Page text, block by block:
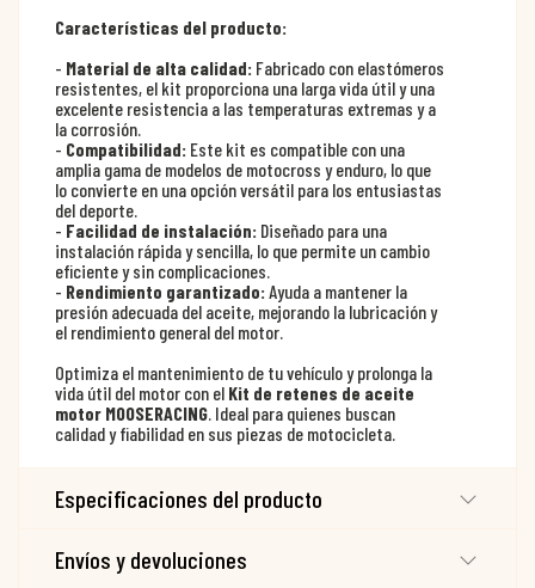
Características del producto:
- Material de alta calidad: Fabricado con elastómeros
resistentes, el kit proporciona una larga vida útil y una
excelente resistencia a las temperaturas extremas y a
la corrosión.
- Compatibilidad: Este kit es compatible con una
amplia gama de modelos de motocross y enduro, lo que
lo convierte en una opción versátil para los entusiastas
del deporte.
- Facilidad de instalación: Diseñado para una
instalación rápida y sencilla, lo que permite un cambio
eficiente y sin complicaciones.
- Rendimiento garantizado:Ayuda a mantener la
presión adecuada del aceite, mejorando la lubricación y
el rendimiento general del motor.
Optimiza el mantenimiento de tu vehículo y prolonga la
vida útil del motor con el Kit de retenes de aceite
motor MOOSERACING. Ideal para quienes buscan
calidad y fiabilidad en sus piezas de motocicleta.
Especificaciones del producto
Envíos y devoluciones